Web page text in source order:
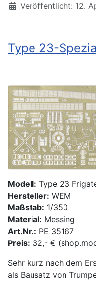
Details
Veröffentlicht: 12.
Type 23-
Modell: Type 23
Hersteller: WEM
Maßstab: 1/350
Material: Messing
Art.Nr.: PE 35167
Preis: 32,- €
Sehr kurz nach dem
als Bausatz von